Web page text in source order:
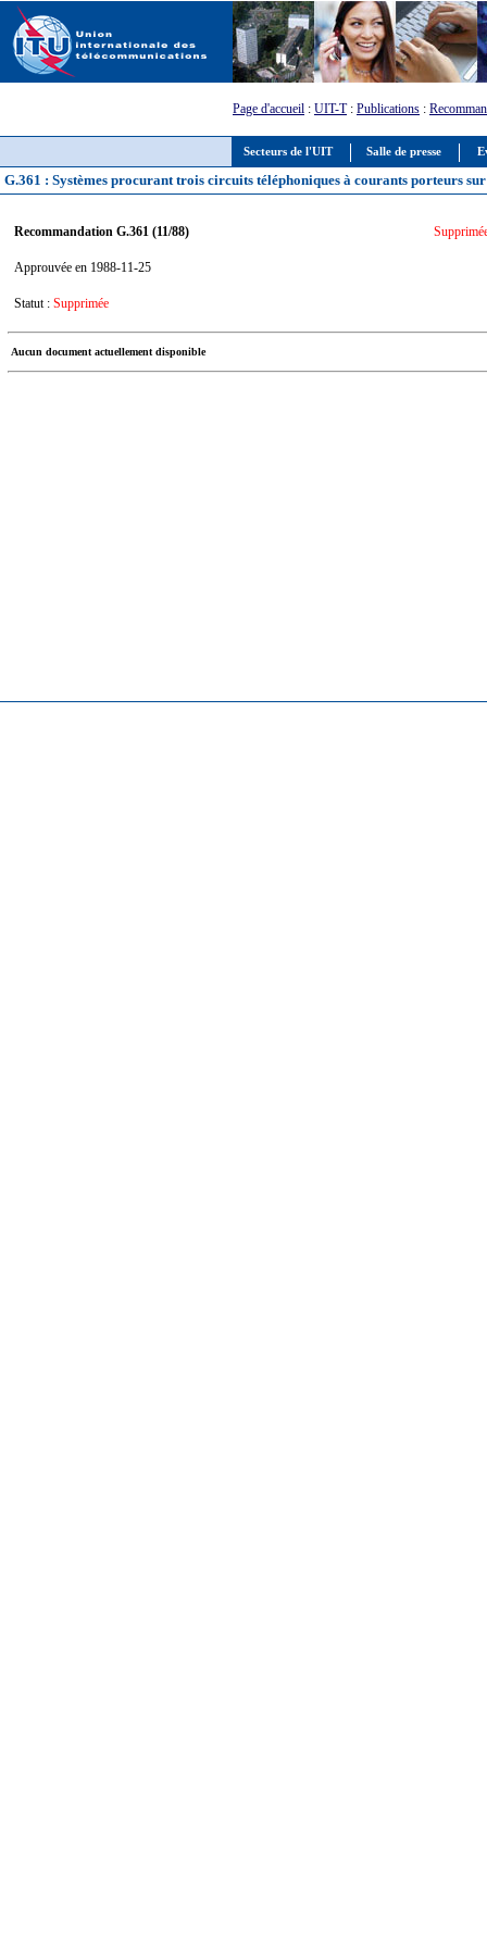
Secteurs de l'UIT Salle de presse
Page d'accueil : UIT-T: Publications :
G.361 : Systèmes procurant trois circuits téléphoniques à courants porteurs
Recommandation G.361 (11/88)
Approuvée en 1988-11-25
Statut : Supprimée
Aucun document actuellement disponible